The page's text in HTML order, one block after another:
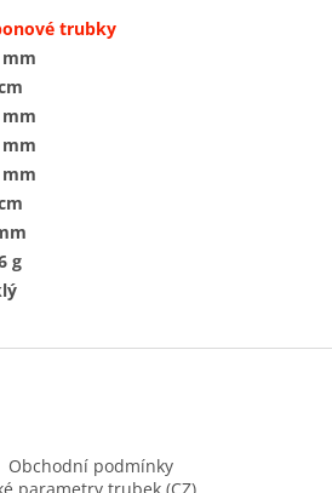
trubky
mm
mm
mm
mm
g
Obchodní podmínky